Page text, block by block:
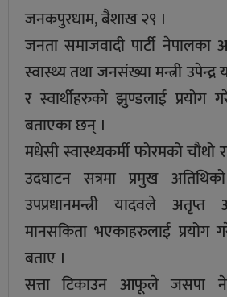
जनकपुरधाम, बैशाख २९ ।
जनता समाजवादी पार्टी नेपालका
स्वास्थ्य तथा जनसंख्या मन्त्री
र स्वार्थीहरुको झुण्डलाई प्रयोग
बताएका छन् ।
मधेसी स्वास्थ्यकर्मी फोरमको चौथो
उदघाटन सत्रमा प्रमुख
उपप्रधानमन्त्री यादवले
मानसकिता भएकाहरुलाई प्रयोग
बताए ।
सत्ता टिकाउन आफूले जसपा